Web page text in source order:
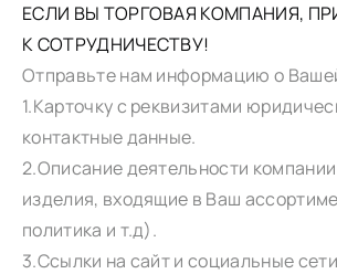
ЕСЛИ ВЫ ТОРГОВАЯ КОМПАНИЯ,
К СОТРУДНИЧЕСТВУ!
Отправьте нам информацию о
1.Карточку с реквизитами
контактные данные.
2.Описание деятельности
изделия, входящие в Ваш
политика и т.д).
3.Ссылки на сайт и социальные